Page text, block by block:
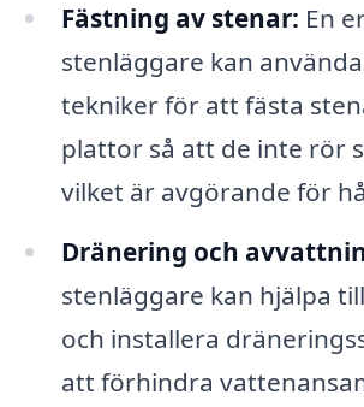
Fästning av stenar: En
stenläggare kan
tekniker för att fästa
plattor så att de inte rör
vilket är avgörande för
Dränering och
stenläggare kan hjälpa
och installera
att förhindra